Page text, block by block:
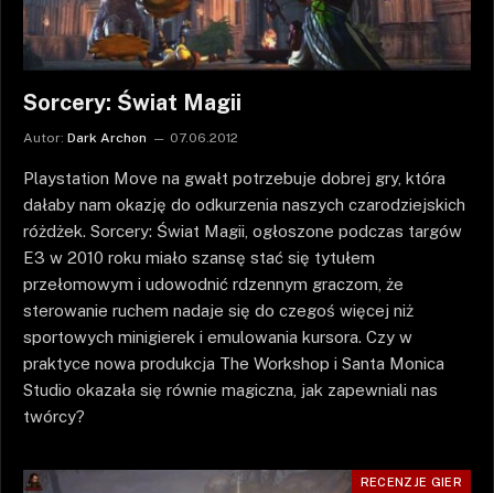
Sorcery: Świat Magii
Autor: Dark Archon 07.06.2012
Playstation Move na gwałt potrzebuje dobrej gry, która
dałaby nam okazję do odkurzenia naszych czarodziejskich
różdżek. Sorcery: Świat Magii, ogłoszone podczas targów
E3 w 2010 roku miało szansę stać się tytułem
przełomowym i udowodnić rdzennym graczom, że
sterowanie ruchem nadaje się do czegoś więcej niż
sportowych minigierek i emulowania kursora. Czy w
praktyce nowa produkcja The Workshop i Santa Monica
Studio okazała się równie magiczna, jak zapewniali nas
twórcy?
RECENZJE GIER